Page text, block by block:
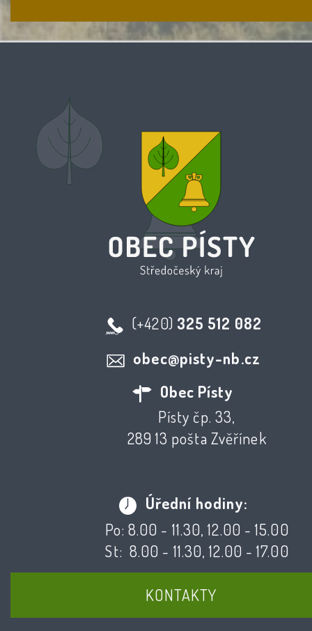
(+420) 325 512 082
obec@pisty-nb.cz
Obec Písty
Písty čp. 33,
289 13 pošta Zvěřínek
Úřední hodiny:
Po: 8.00 - 11.30, 12.00 - 15.00
St: 8.00 - 11.30, 12.00 - 17.00
KONTAKTY